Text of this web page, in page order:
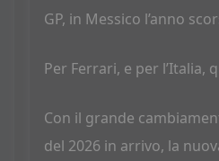
GP, in Messico l’anno
Per Ferrari, e per l’Italia,
Con il grande
del 2026 in arrivo, la